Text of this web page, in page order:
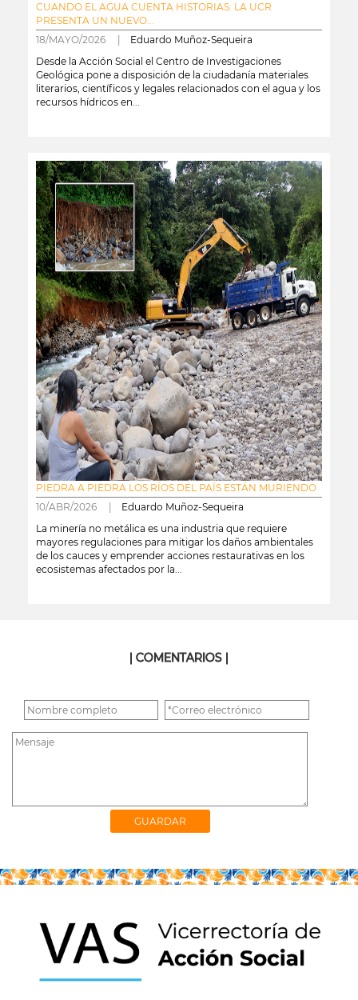
CUANDO EL AGUA CUENTA HISTORIAS: LA UCR
PRESENTA UN NUEVO...
18/MAYO/2026 | Eduardo Muñoz-Sequeira
Desde la Acción Social el Centro de Investigaciones
Geológica pone a disposición de la ciudadanía materiales
literarios, científicos y legales relacionados con el agua y los
recursos hídricos en...
PIEDRA A PIEDRA LOS RÍOS DEL PAÍS ESTÁN MURIENDO
10/ABR/2026 | Eduardo Muñoz-Sequeira
La minería no metálica es una industria que requiere
mayores regulaciones para mitigar los daños ambientales
de los cauces y emprender acciones restaurativas en los
ecosistemas afectados por la...
| COMENTARIOS |